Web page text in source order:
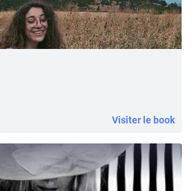
Visiter le book